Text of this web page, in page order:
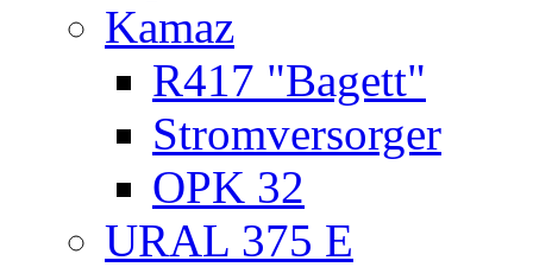
Kamaz
R417 "Bagett"
Stromversorger
OPK 32
URAL 375 E